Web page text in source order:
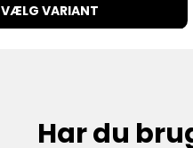
VÆLG VARIANT
Har du